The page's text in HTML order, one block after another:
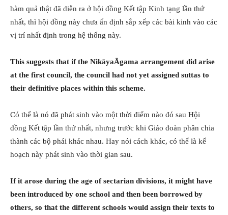
hàm quả thật đã diễn ra ở hội đồng Kết tập Kinh tạng lần thứ
nhất, thì hội đồng này chưa ấn định sắp xếp các bài kinh vào các
vị trí nhất định trong hệ thống này.
This suggests that if the NikāyaĀgama arrangement did arise
at the first council, the council had not yet assigned suttas to
their definitive places within this scheme.
Có thể là nó đã phát sinh vào một thời điểm nào đó sau Hội
đồng Kết tập lần thứ nhất, nhưng trước khi Giáo đoàn phân chia
thành các bộ phái khác nhau. Hay nói cách khác, có thể là kế
hoạch này phát sinh vào thời gian sau.
If it arose during the age of sectarian divisions, it might have
been introduced by one school and then been borrowed by
others, so that the different schools would assign their texts to